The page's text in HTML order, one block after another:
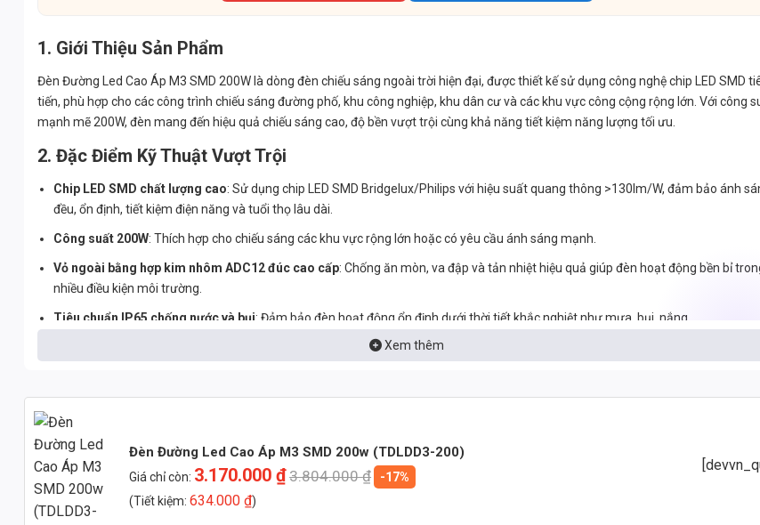
1. Giới Thiệu Sản Phẩm
Đèn Đường Led Cao Áp M3 SMD 200W là dòng đèn chiếu sáng ngoài trời hiện đại, được thiết kế sử dụng công nghệ chip LED SMD
tiến, phù hợp cho các công trình chiếu sáng đường phố, khu công nghiệp, khu dân cư và các khu vực công cộng rộng lớn. Với công
mạnh mẽ 200W, đèn mang đến hiệu quả chiếu sáng cao, độ bền vượt trội cùng khả năng tiết kiệm năng lượng tối ưu.
2. Đặc Điểm Kỹ Thuật Vượt Trội
Chip LED SMD chất lượng cao: Sử dụng chip LED SMD Bridgelux/Philips với hiệu suất quang thông >130lm/W, đảm bảo ánh
đều, ổn định, tiết kiệm điện năng và tuổi thọ lâu dài.
Công suất 200W: Thích hợp cho chiếu sáng các khu vực rộng lớn hoặc có yêu cầu ánh sáng mạnh.
Vỏ ngoài bằng hợp kim nhôm ADC12 đúc cao cấp: Chống ăn mòn, va đập và tản nhiệt hiệu quả giúp đèn hoạt động bền bỉ
nhiều điều kiện môi trường.
Tiêu chuẩn IP65 chống nước và bụi: Đảm bảo đèn hoạt động ổn định dưới thời tiết khắc nghiệt như mưa, bụi, nắng.
: Dễ dàng lắp đặt và bảo trì, phù hợp với nhiều loại cột đèn và không gian chiếu sáng.
3. Phân Tích Kỹ Thuật Chi Tiết
3.1. Vật Liệu Vỏ Đèn
Vỏ đèn được chế tạo từ hợp kim nhôm ADC12, một loại vật liệu có độ bền cao, khả năng chống ăn mòn tuyệt vời và khả năng tản
Xem thêm
Đèn Đường Led Cao Áp M3 SMD 200w (TDLDD3-200)
Giá chỉ còn: 3.170.000₫3.804.000₫
-17%
(Tiết kiệm:634.000₫)